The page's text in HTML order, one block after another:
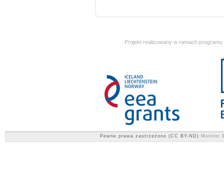
Projekt realizowany w ramach
Pewne prawa zastrzeżone (CC BY-ND) Monitor